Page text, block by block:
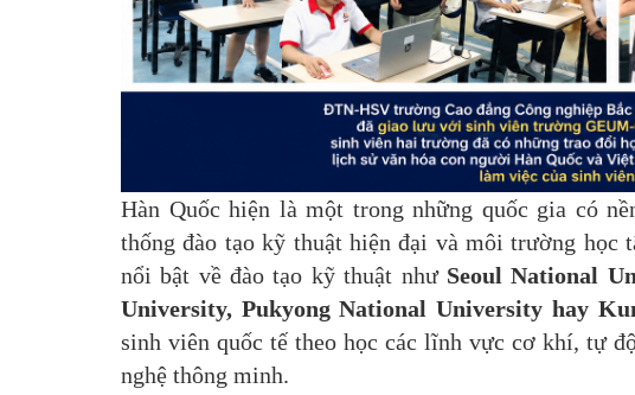
Hàn Quốc hiện là một trong những quốc gia có
thống đào tạo kỹ thuật hiện đại và môi trường học
nổi bật về đào tạo kỹ thuật như Seoul National
University, Pukyong National University hay
sinh viên quốc tế theo học các lĩnh vực cơ khí, tự
nghệ thông minh.